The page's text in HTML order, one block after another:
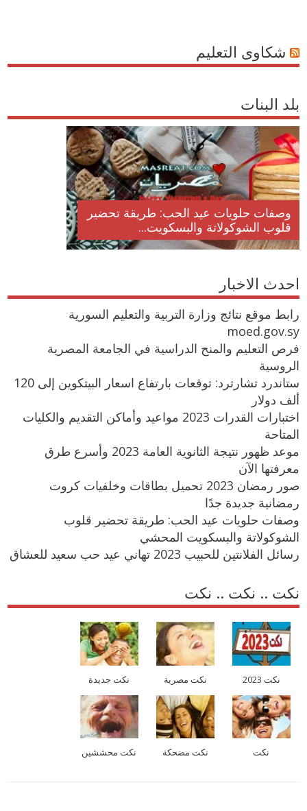
شكاوى التعليم
بلد البنات
وصفات حلويات عيد الحب: طريقة تحضير
قلوب الشوكولاتة والبسكويت...
احدث الاخبار
رابط موقع نتائج وزارة التربية والتعليم السورية
moed.gov.sy
فرص التعليم والمنح الدراسية في الجامعة المصرية
الروسية
ستاندرد تشارترد: توقعات بارتفاع اسعار البيتكوين إلى 120
ألف دولار
اختبارات القدرات 2023 مواعيد وأماكن التقديم والكليات
المتاحة
موعد ظهور نتيجة الثانوية العامة 2023 وأسرع طرق
معرفتها الآن
صور رمضان 2023 تحميل بطاقات وخلفيات كروت
رمضانية جديدة جدًا
وصفات حلويات عيد الحب: طريقة تحضير قلوب
الشوكولاتة والبسكويت المحشي
رسائل الفلانتين للحبيب 2023 تهاني عيد حب سعيد للعشاق
نكت .. نكت .. نكت
نكت 2023 نكت مصرية نكت جديدة
نكت نكت مضحكة نكت محششين